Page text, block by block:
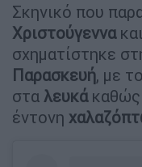
Σκηνικό που
Χριστούγεννα
σχηματίστηκε
Παρασκευή, με
στα λευκάκαθώς
έντονη